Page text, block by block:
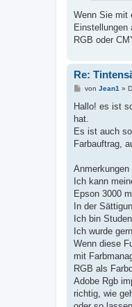
Wenn Sie mit
RGB oder
Re:
B
i
r
a
von Jean1 »
Hallo! es ist
hat.
Es ist auch
Farbauftrag,
Anmerkungen
Ich kann
Epson 3000
In der
Ich bin
Ich wurde
Wenn diese
mit
RGB als
Adobe Rgb
richtig, wie